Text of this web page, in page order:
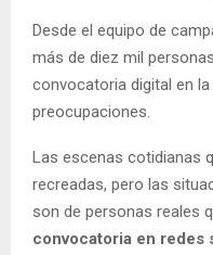
Desde el equipo de
más de diez mil
convocatoria digital en
preocupaciones.
Las escenas cotidianas
recreadas, pero las
son de personas reales
convocatoria en redes